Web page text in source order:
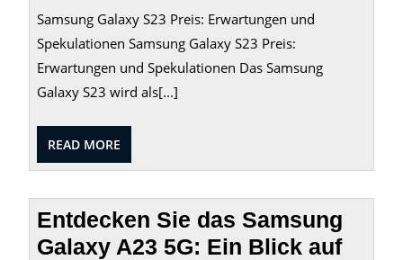
Samsung Galaxy S23 Preis: Erwartungen und
Spekulationen Samsung Galaxy S23 Preis:
Erwartungen und Spekulationen Das Samsung
Galaxy S23 wird als[...]
READ MORE
MORE
Entdecken Sie das Samsung
Galaxy A23 5G: Ein Blick auf